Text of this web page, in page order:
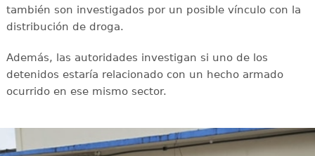
también son investigados por un posible vínculo con la
distribución de droga.
Además, las autoridades investigan si uno de los
detenidos estaría relacionado con un hecho armado
ocurrido en ese mismo sector.